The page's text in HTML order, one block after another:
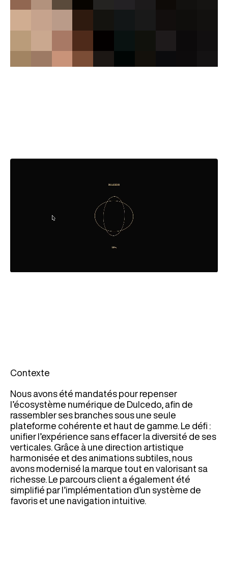
Contexte
Nous avons été mandatés pour repenser
l’écosystème numérique de Dulcedo, afin de
rassembler ses branches sous une seule
plateforme cohérente et haut de gamme. Le défi :
unifier l’expérience sans effacer la diversité de ses
verticales. Grâce à une direction artistique
harmonisée et des animations subtiles, nous
avons modernisé la marque tout en valorisant sa
richesse. Le parcours client a également été
simplifié par l’implémentation d’un système de
favoris et une navigation intuitive.